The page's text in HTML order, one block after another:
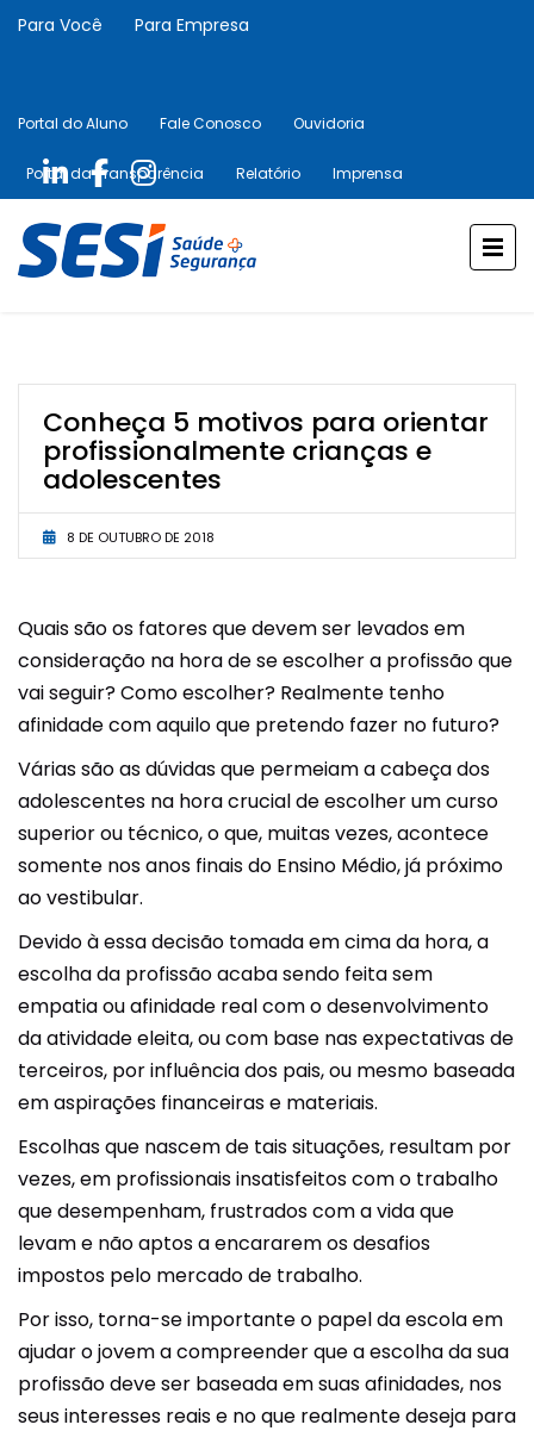
Para Você Para Empresa
Portal do Aluno Fale Conosco Ouvidoria
Portal da Transparência Relatório Imprensa
Conheça 5 motivos para orientar
profissionalmente crianças e
adolescentes
8 DE OUTUBRO DE 2018
Quais são os fatores que devem ser levados em
consideração na hora de se escolher a profissão que
vai seguir? Como escolher? Realmente tenho
afinidade com aquilo que pretendo fazer no futuro?
Várias são as dúvidas que permeiam a cabeça dos
adolescentes na hora crucial de escolher um curso
superior ou técnico, o que, muitas vezes, acontece
somente nos anos finais do Ensino Médio, já próximo
ao vestibular.
Devido à essa decisão tomada em cima da hora, a
escolha da profissão acaba sendo feita sem
empatia ou afinidade real com o desenvolvimento
da atividade eleita, ou com base nas expectativas de
terceiros, por influência dos pais, ou mesmo baseada
em aspirações financeiras e materiais.
Escolhas que nascem de tais situações, resultam por
vezes, em profissionais insatisfeitos com o trabalho
que desempenham, frustrados com a vida que
levam e não aptos a encararem os desafios
impostos pelo mercado de trabalho.
Por isso, torna-se importante o papel da escola em
ajudar o jovem a compreender que a escolha da sua
profissão deve ser baseada em suas afinidades, nos
seus interesses reais e no que realmente deseja para